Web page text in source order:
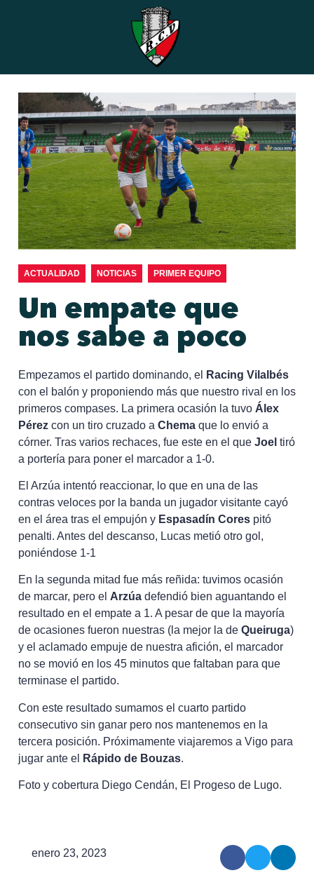
ACTUALIDAD NOTICIAS PRIMER EQUIPO
Un empate que
nos sabe a poco
Empezamos el partido dominando, el
Racing Vilalbés
con el balón y proponiendo más que nuestro rival en los
primeros compases. La primera ocasión la tuvo Álex
Pérez con un tiro cruzado a Chema que lo envió a
córner. Tras varios rechaces, fue este en el que Joel tiró
a portería para poner el marcador a 1-0.
El Arzúa intentó reaccionar, lo que en una de las
contras veloces por la banda un jugador visitante cayó
en el área tras el empujón y Espasadín Cores pitó
penalti. Antes del descanso, Lucas metió otro gol,
poniéndose 1-1
En la segunda mitad fue más reñida: tuvimos ocasión
de marcar, pero el Arzúa defendió bien aguantando el
resultado en el empate a 1. A pesar de que la mayoría
de ocasiones fueron nuestras (la mejor la de Queiruga)
y el aclamado empuje de nuestra afición, el marcador
no se movió en los 45 minutos que faltaban para que
terminase el partido.
Con este resultado sumamos el cuarto partido
consecutivo sin ganar pero nos mantenemos en la
tercera posición. Próximamente viajaremos a Vigo para
jugar ante el
Rápido de Bouzas.
Foto y cobertura Diego Cendán, El Progeso de Lugo.
enero 23, 2023